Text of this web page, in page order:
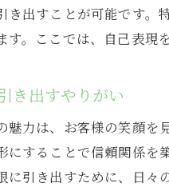
独
地
多
き出すことが可能です
す。ここでは、自己表
き出すやりがい
魅力は、お客様の笑顔
にすることで信頼関係
に引き出すために、日々